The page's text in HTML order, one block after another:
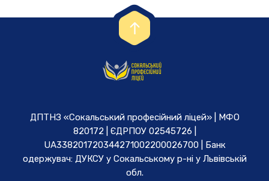
ДПТНЗ «Сокальський професійний ліцей» | МФО
820172 | ЄДРПОУ 02545726 |
UA338201720344271002200026700 | Банк
одержувач: ДУКСУ у Cокальському р-ні у Львівській
обл.